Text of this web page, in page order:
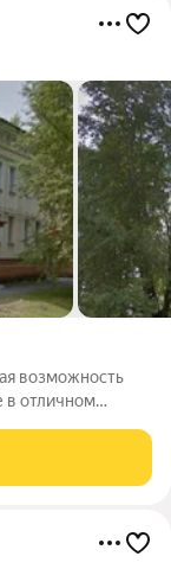
возможность
в отличном